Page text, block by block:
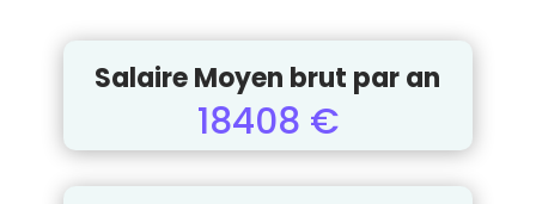
Salaire Moyen brut par an
18408 €